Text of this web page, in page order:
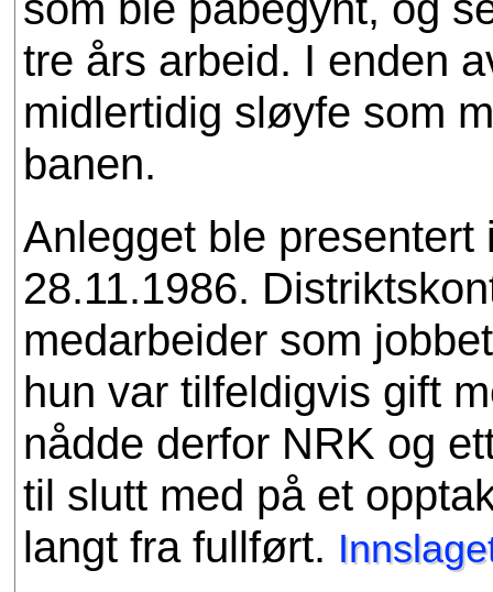
tre års arbeid. I enden
midlertidig sløyfe som
banen.
Anlegget ble
28.11.1986.
medarbeider som
hun var tilfeldigvis gift
nådde derfor NRK og
til slutt med på et
langt fra fullført.